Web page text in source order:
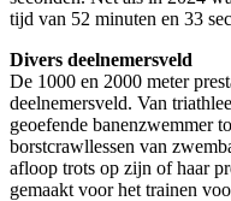
tijd van 52 minuten en 33
Divers deelnemersveld
De 1000 en 2000 meter
deelnemersveld. Van
geoefende banenzwemmer
borstcrawllessen van
afloop trots op zijn of haar
gemaakt voor het trainen